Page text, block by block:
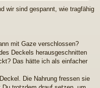
wir sind gespannt, wie tragfähig
mit Gaze verschlossen?
Deckels herausgeschnitten
Das hätte ich als einfacher
Die Nahrung fressen sie